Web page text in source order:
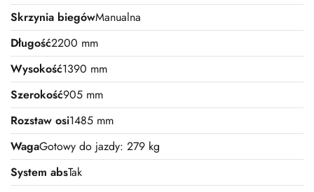
Skrzynia biegówManualna
Długość2200 mm
Wysokość1390 mm
Szerokość905 mm
Rozstaw osi1485 mm
WagaGotowy do jazdy: 279 kg
System absTak